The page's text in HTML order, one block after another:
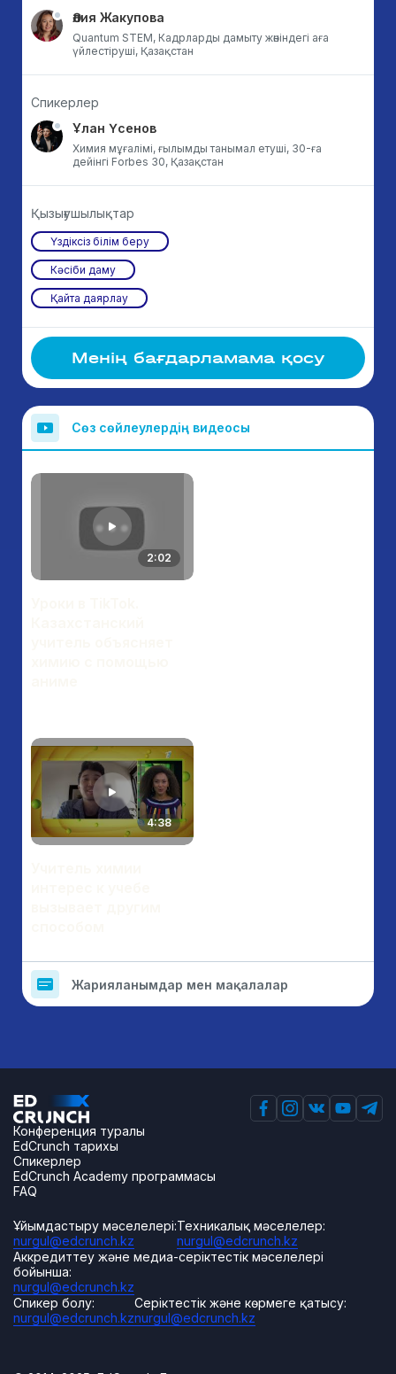
Әлия Жакупова
Quantum STEM, Кадрларды дамыту жөніндегі аға
үйлестіруші, Қазақстан
Спикерлер
Ұлан Үсенов
Химия мұғалімі, ғылымды танымал етуші, 30-ға
дейінгі Forbes 30, Қазақстан
Қызығушылықтар
Үздіксіз білім беру
Кәсіби даму
Қайта даярлау
Менің бағдарламама қосу
Сөз сөйлеулердің видеосы
2:02
4:38
Жарияланымдар мен мақалалар
Конференция туралы
EdCrunch тарихы
Спикерлер
EdCrunch Academy программасы
FAQ
Ұйымдастыру мәселелері:
nurgul@edcrunch.kz
Техникалық мәселелер:
nurgul@edcrunch.kz
Аккредиттеу және медиа-серіктестік мәселелері
бойынша:
nurgul@edcrunch.kz
Спикер болу:
nurgul@edcrunch.kz
Серіктестік және көрмеге қатысу:
nurgul@edcrunch.kz